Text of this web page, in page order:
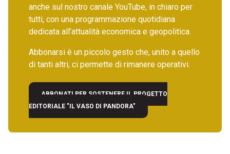
anche sul nostro canale YouTube, in chiaro per
tutti, con una programmazione quotidiana
dedicata all’attualità economica e geopolitica.
Abbonarsi è un piccolo gesto che, unito a quello
di tanti altri, ci permette di rimanere operativi.
ABBONATI PER SOSTENERE IL PROGETTO
EDITORIALE "IL VASO DI PANDORA"